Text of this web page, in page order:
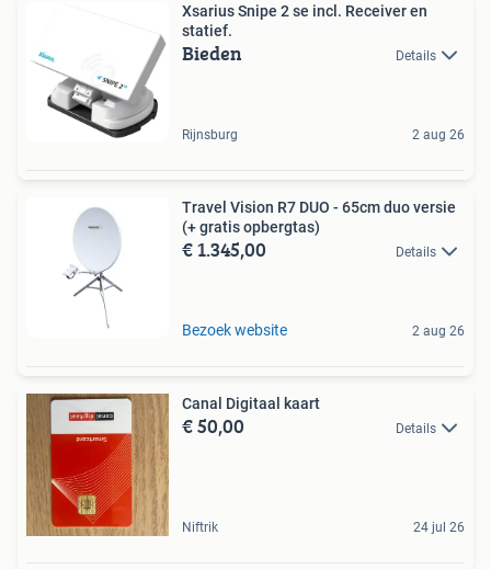
Xsarius Snipe 2 se incl. Receiver en
statief.
Bieden Details
Rijnsburg 2 aug 26
Travel Vision R7 DUO - 65cm duo versie
(+ gratis opbergtas)
€ 1.345,00 Details
Bezoek website 2 aug 26
Canal Digitaal kaart
€ 50,00 Details
Niftrik 24 jul 26